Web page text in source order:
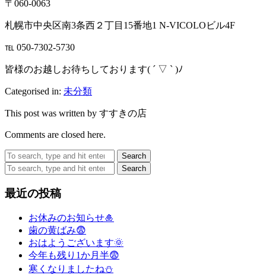
〒060-0063
札幌市中央区南3条西２丁目15番地1 N-VICOLOビル4F
℡ 050-7302-5730
皆様のお越しお待ちしております( ´ ▽ ` )ﾉ
Categorised in: 未分類
This post was written by すすきの店
Comments are closed here.
Search
Search
最近の投稿
お休みのお知らせ🎍
歯の黄ばみ😨
おはようございます🌞
今年も残り1か月半😨
寒くなりましたね⛄